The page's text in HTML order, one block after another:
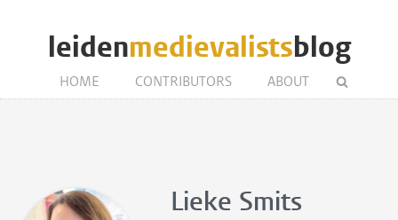
leidenmedievalistsblog
HOME CONTRIBUTORS ABOUT
Lieke Smits